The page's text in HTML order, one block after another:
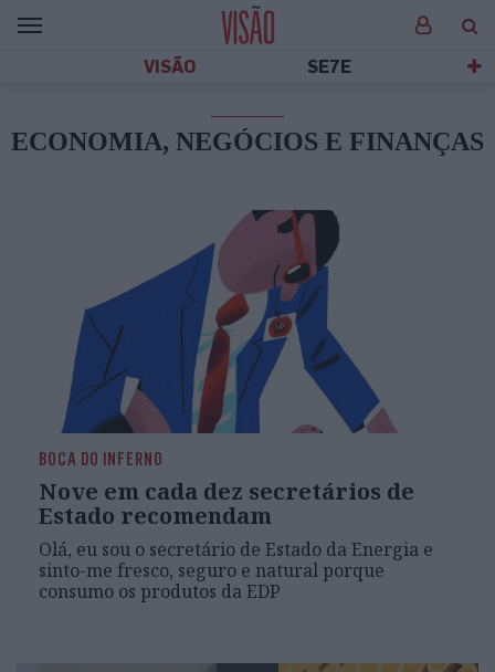
VISÃO SE7E
ECONOMIA, NEGÓCIOS E FINANÇAS
BOCA DO INFERNO
Nove em cada dez secretários de
Estado recomendam
Olá, eu sou o secretário de Estado da Energia e
sinto-me fresco, seguro e natural porque
consumo os produtos da EDP